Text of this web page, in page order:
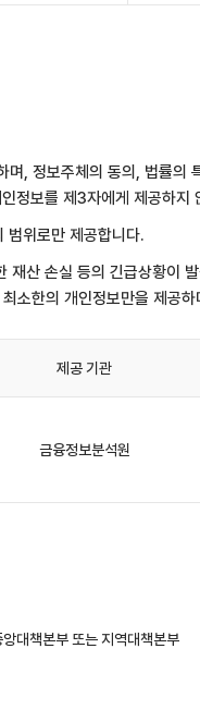
정보주체의 동의, 법률의
정보를 제3자에게 제공하지
위로만 제공합니다.
산 손실 등의 긴급상황이
소한의 개인정보만을 제공
제공 기관
금융정보분석원
앙대책본부 또는 지역대책본부